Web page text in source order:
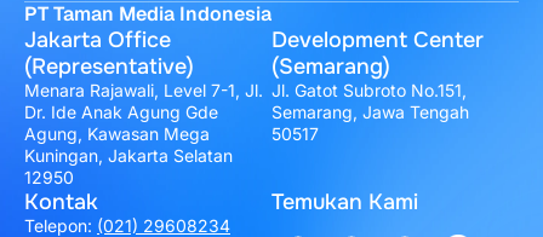
PT Taman Media Indonesia
Jakarta Office
(Representative)
Menara Rajawali, Level 7-1, Jl.
Dr. Ide Anak Agung Gde
Agung, Kawasan Mega
Kuningan, Jakarta Selatan
12950
Development Center
(Semarang)
Jl. Gatot Subroto No.151,
Semarang, Jawa Tengah
50517
Kontak
Telepon: (021) 29608234
Temukan Kami